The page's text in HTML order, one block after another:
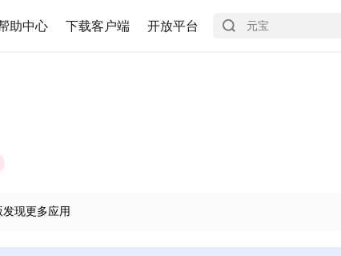
助中心 下载客户端 开放平台
现更多应用